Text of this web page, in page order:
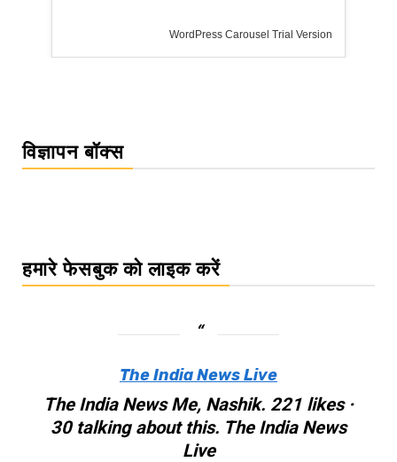
विज्ञापन बॉक्स
हमारे फेसबुक को लाइक करें
The India News Live
The India News Me, Nashik. 221 likes ·
30 talking about this. The India News
Live